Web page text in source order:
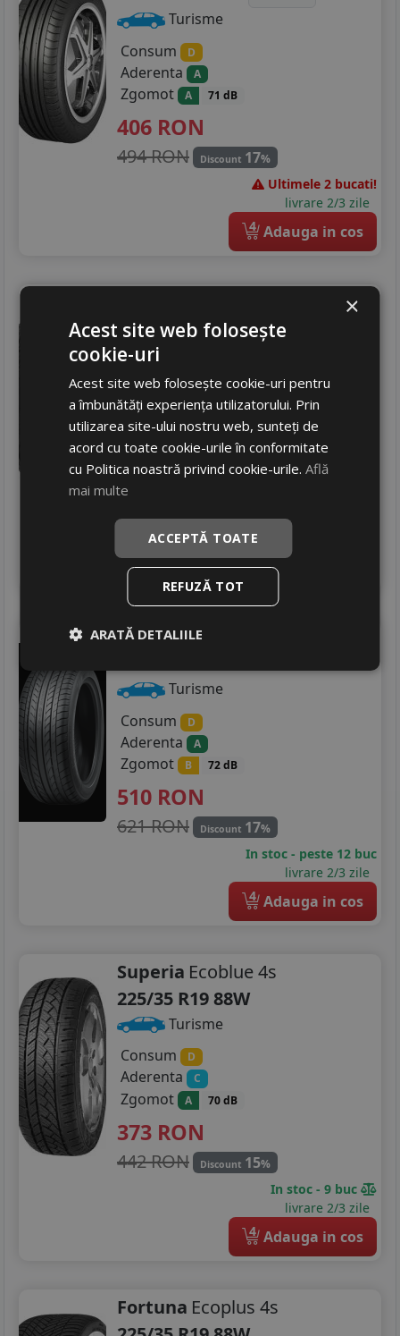
Turisme
Consum
D
Aderenta A
Zgomot A 71 dB
406 RON
494 RON Discount 17%
Ultimele 2 bucati!
livrare 2/3 zile
4 Adauga in cos
225/35 R19 88W
Consum D
Aderenta B
Zgomot B 72 dB
382RON
465 RON
Ultima bucata!
4 Adauga in cos
Nankang
Turisme
Consum
D
Aderenta A
Zgomot B 72 dB
510 RON
621 RON Discount 17%
In stoc - peste 12 buc
livrare 2/3 zile
4 Adauga in cos
Superia Ecoblue 4s
225/35 R19 88W
Turisme
Consum
D
Aderenta C
Zgomot A 70 dB
373 RON
442 RON Discount 15%
In stoc - 9 buc
livrare 2/3 zile
4 Adauga in cos
Fortuna Ecoplus 4s
×
Acest site web folosește
cookie-uri
Acest site web folosește cookie-uri pentru
a îmbunătăți experiența utilizatorului. Prin
utilizarea site-ului nostru web, sunteți de
acord cu toate cookie-urile în conformitate
cu Politica noastră privind cookie-urile.Află
mai multe
ACCEPTĂ TOATE
REFUZĂ TOT
ARATĂ DETALIILE